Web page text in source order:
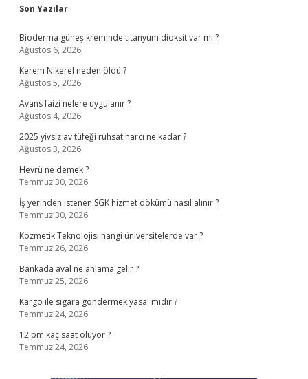
Sidebar
Son Yazılar
Bioderma güneş kreminde titanyum dioksit var mı ?
Ağustos 6, 2026
Kerem Nikerel neden öldü ?
Ağustos 5, 2026
Avans faizi nelere uygulanır ?
Ağustos 4, 2026
2025 yivsiz av tüfeği ruhsat harcı ne kadar ?
Ağustos 3, 2026
Hevrü ne demek ?
Temmuz 30, 2026
İş yerinden istenen SGK hizmet dökümü nasıl alınır ?
Temmuz 30, 2026
Kozmetik Teknolojisi hangi üniversitelerde var ?
Temmuz 26, 2026
Bankada aval ne anlama gelir ?
Temmuz 25, 2026
Kargo ile sigara göndermek yasal mıdır ?
Temmuz 24, 2026
12 pm kaç saat oluyor ?
Temmuz 24, 2026